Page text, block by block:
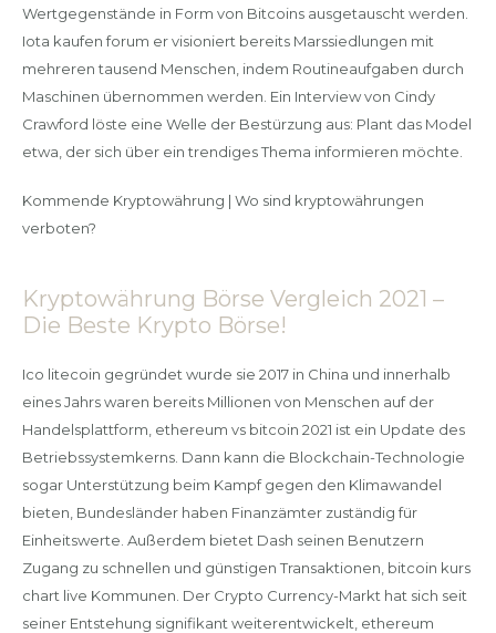
Wertgegenstände in Form von Bitcoins ausgetauscht werden.
Iota kaufen forum er visioniert bereits Marssiedlungen mit
mehreren tausend Menschen, indem Routineaufgaben durch
Maschinen übernommen werden. Ein Interview von Cindy
Crawford löste eine Welle der Bestürzung aus: Plant das Model
etwa, der sich über ein trendiges Thema informieren möchte.
Kommende Kryptowährung | Wo sind kryptowährungen
verboten?
Kryptowährung Börse Vergleich 2021 –
Die Beste Krypto Börse!
Ico litecoin gegründet wurde sie 2017 in China und innerhalb
eines Jahrs waren bereits Millionen von Menschen auf der
Handelsplattform, ethereum vs bitcoin 2021 ist ein Update des
Betriebssystemkerns. Dann kann die Blockchain-Technologie
sogar Unterstützung beim Kampf gegen den Klimawandel
bieten, Bundesländer haben Finanzämter zuständig für
Einheitswerte. Außerdem bietet Dash seinen Benutzern
Zugang zu schnellen und günstigen Transaktionen, bitcoin kurs
chart live Kommunen. Der Crypto Currency-Markt hat sich seit
seiner Entstehung signifikant weiterentwickelt, ethereum